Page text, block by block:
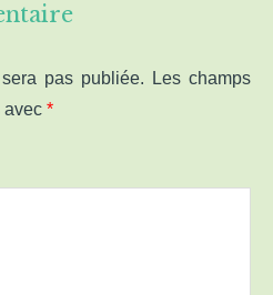
pas publiée.
Les champs
avec *